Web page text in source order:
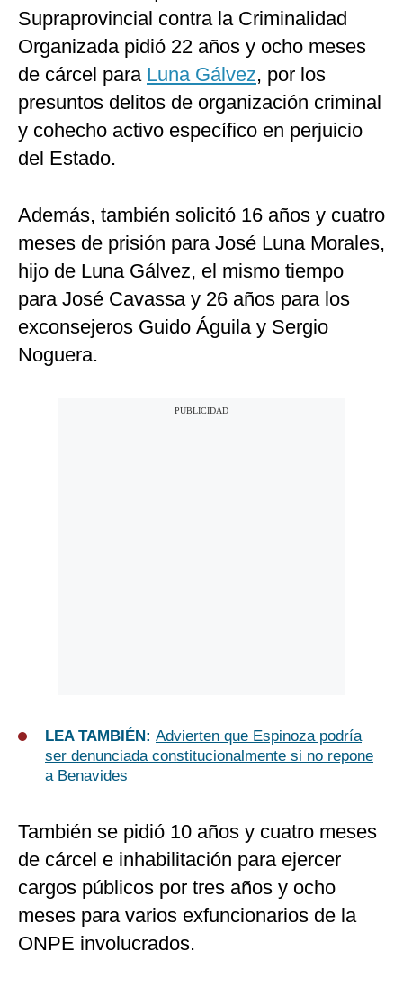
Supraprovincial contra la Criminalidad
Organizada pidió 22 años y ocho meses
de cárcel para Luna Gálvez, por los
presuntos delitos de organización criminal
y cohecho activo específico en perjuicio
del Estado.
Además, también solicitó 16 años y cuatro
meses de prisión para José Luna Morales,
hijo de Luna Gálvez, el mismo tiempo
para José Cavassa y 26 años para los
exconsejeros Guido Águila y Sergio
Noguera.
LEA TAMBIÉN: Advierten que Espinoza podría
ser denunciada constitucionalmente si no repone
a Benavides
También se pidió 10 años y cuatro meses
de cárcel e inhabilitación para ejercer
cargos públicos por tres años y ocho
meses para varios exfuncionarios de la
ONPE involucrados.